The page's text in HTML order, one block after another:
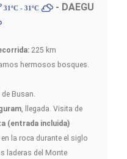
31ºC - 31ºC - DAEGU
225 km
hermosos bosques.
Busan.
, llegada. Visita de
(entrada incluida)
la roca durante el siglo
laderas del Monte